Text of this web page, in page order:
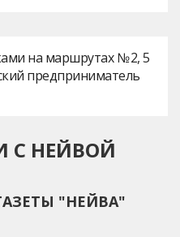
на маршрутах № 2, 5
предприниматель
С НЕЙВОЙ
"НЕЙВА"